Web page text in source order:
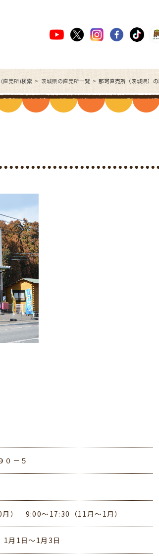
直売所)検索 茨城県の直売所一覧 那珂直売所（茨城県）
０－５
） 9:00～17:30（11月～1月）
月1日～1月3日